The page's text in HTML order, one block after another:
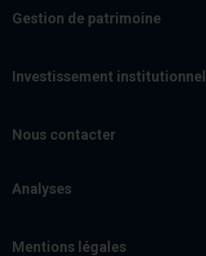
Gestion de patrimoine
Investissement institutionnel
Nous contacter
Analyses
Mentions légales